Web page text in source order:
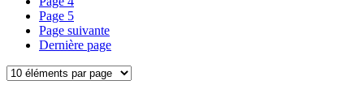
Page 5
Page suivante
Dernière page